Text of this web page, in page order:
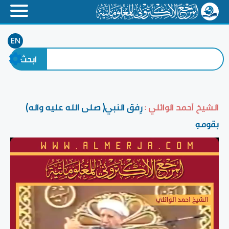
EN
الشيخ أحمد الوائلي :رِفق النبي( صلى الله عليه واله)
بقومهِ